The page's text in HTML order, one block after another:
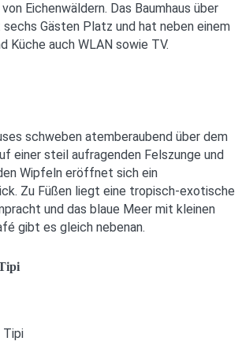
Eichenwäldern. Das Baumhaus über
Gästen Platz und hat neben einem
Küche auch WLAN sowie TV.
schweben atemberaubend über dem
einer steil aufragenden Felszunge und
Wipfeln eröffnet sich ein
Zu Füßen liegt eine tropisch-exotische
und das blaue Meer mit kleinen
gibt es gleich nebenan.